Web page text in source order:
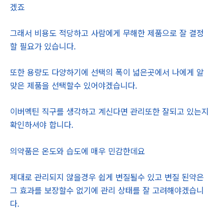
겠죠
그래서 비용도 적당하고 사람에게 무해한 제품으로 잘 결정
할 필요가 있습니다.
또한 용량도 다양하기에 선택의 폭이 넓은곳에서 나에게 알
맞은 제품을 선택할수 있어야겠습니다.
이버멕틴 직구를 생각하고 계신다면 관리또한 잘되고 있는지
확인하셔야 합니다.
의약품은 온도와 습도에 매우 민감한데요
제대로 관리되지 않을경우 쉽게 변질될수 있고 변질 된약은
그 효과를 보장할수 없기에 관리 상태를 잘 고려해야겠습니
다.